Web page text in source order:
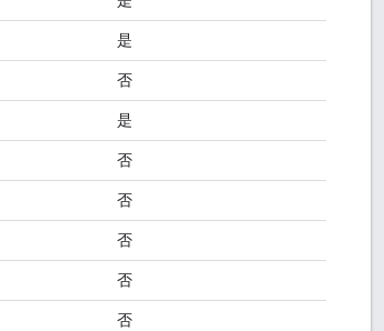
是
否
是
否
否
否
否
否